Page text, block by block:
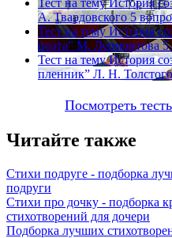
А. Твардовского 5
Тест на тему История
поэта” М. Лермонтова 5
Тест на тему История
пленник” Л. Н. Толстого
Посмотреть
Читайте также
Стихи подруге - подборка
подруги
Стихи про дочку - подборка
стихотворений для дочери
Подборка лучших